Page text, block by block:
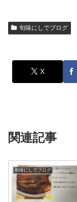
旬味にしでブログ
X
関連記事
旬味にしでブログ